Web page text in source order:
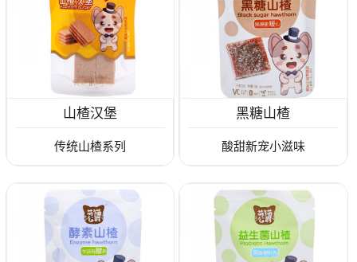
山楂汉堡
传统山楂系列
黑糖山楂
酸甜新宠小滋味